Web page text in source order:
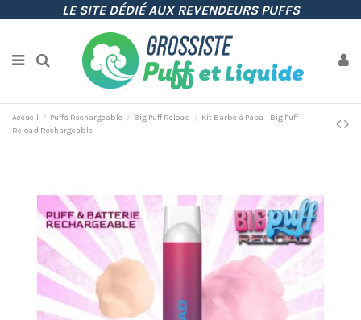
LE SITE DÉDIÉ AUX REVENDEURS PUFFS
Accueil Puffs Rechargeable Big Puff Reload
Kit Barbe à Papa - Big Puff
Reload Rechargeable